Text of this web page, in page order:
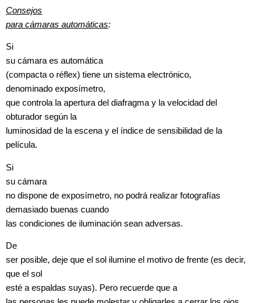
Consejos
para cámaras automáticas:
Si
su cámara es automática
(compacta o réflex) tiene un sistema electrónico,
denominado exposímetro,
que controla la apertura del diafragma y la velocidad del
obturador según la
luminosidad de la escena y el índice de sensibilidad de la
película.
Si
su cámara
no dispone de exposímetro, no podrá realizar fotografías
demasiado buenas cuando
las condiciones de iluminación sean adversas.
De
ser posible, deje que el sol ilumine el motivo de frente (es decir,
que el sol
esté a espaldas suyas). Pero recuerde que a